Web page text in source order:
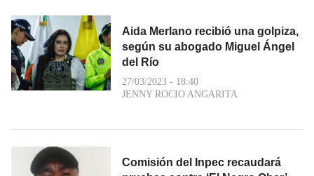
Aida Merlano recibió una golpiza,
según su abogado Miguel Ángel
del Río
27/03/2023 - 18:40
JENNY ROCIO ANGARITA
Comisión del Inpec recaudará